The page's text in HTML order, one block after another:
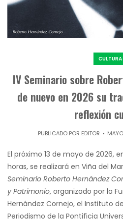
CULTURA
IV Seminario sobre
de nuevo en 2026 su
reflexión
PUBLICADO POR EDITOR
El próximo 13 de mayo de 2026,
horas, se realizará en Viña del
Seminario Roberto Hernández
y Patrimonio, organizado por la
Hernández Cornejo, el Instituto
Periodismo de la Pontificia